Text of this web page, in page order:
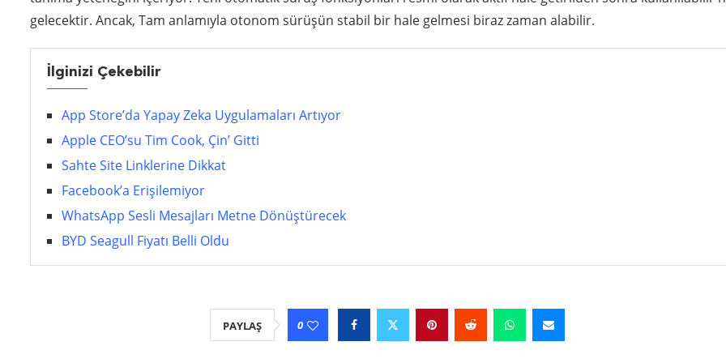
gelecektir. Ancak, Tam anlamıyla otonom sürüşün stabil bir hale gelmesi biraz zaman alabilir.
İlginizi Çekebilir
App Store’da Yapay Zeka Uygulamaları Artıyor
Apple CEO’su Tim Cook, Çin’ Gitti
Sahte Site Linklerine Dikkat
Facebook’a Erişilemiyor
WhatsApp Sesli Mesajları Metne Dönüştürecek
BYD Seagull Fiyatı Belli Oldu
PAYLAŞ 0